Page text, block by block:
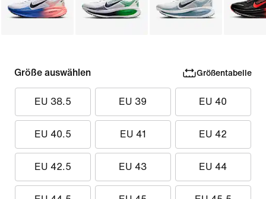
Größe auswählen Größentabelle
EU 38.5 EU 39 EU 40
EU 40.5 EU 41 EU 42
EU 42.5 EU 43 EU 44